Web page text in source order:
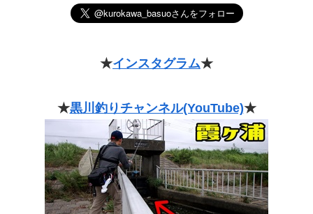
★インスタグラム★
★黒川釣りチャンネル(YouTube)★